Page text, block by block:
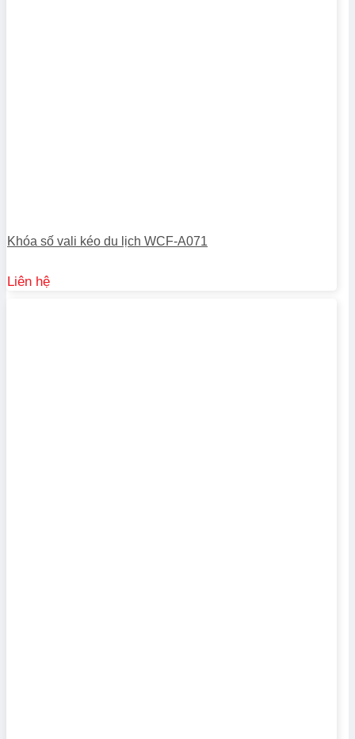
Khóa số vali kéo du lịch WCF-A071
Liên hệ